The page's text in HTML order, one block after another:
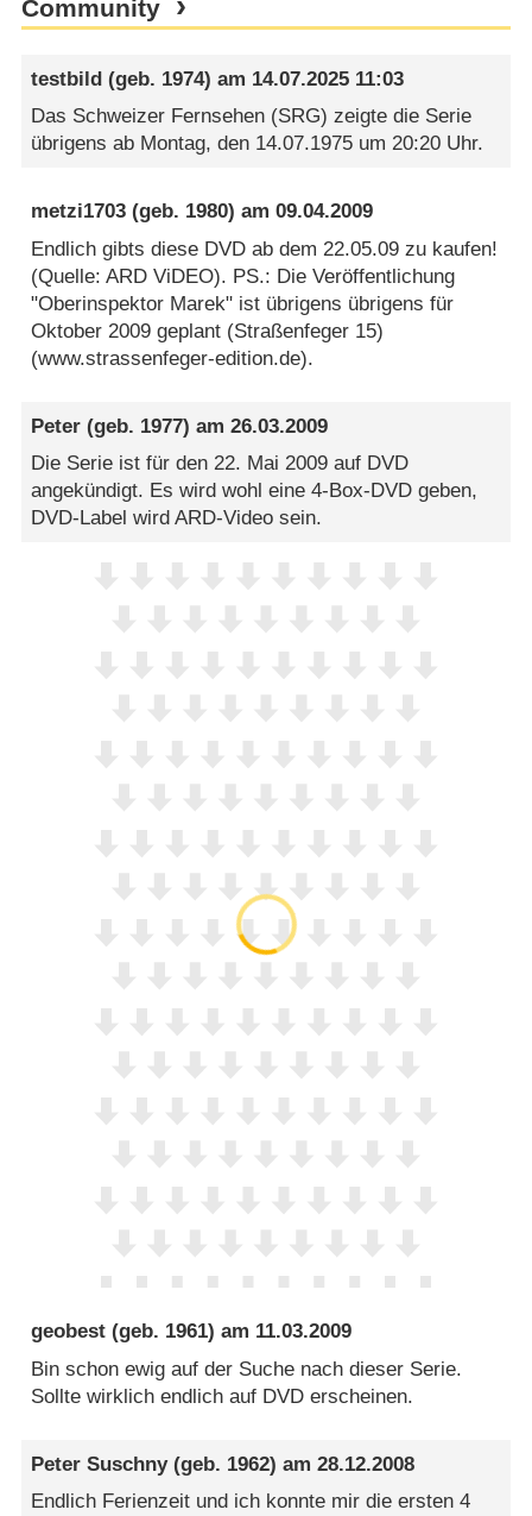
Community
testbild (geb. 1974) am 14.07.2025 11:03
Das Schweizer Fernsehen (SRG) zeigte die Serie
übrigens ab Montag, den 14.07.1975 um 20:20 Uhr.
metzi1703 (geb. 1980) am09.04.2009
Endlich gibts diese DVD ab dem 22.05.09 zu kaufen!
(Quelle: ARD ViDEO). PS.: Die Veröffentlichung
"Oberinspektor Marek" ist übrigens übrigens für
Oktober 2009 geplant (Straßenfeger 15)
(www.strassenfeger-edition.de).
Peter (geb. 1977) am26.03.2009
Die Serie ist für den 22. Mai 2009 auf DVD
angekündigt. Es wird wohl eine 4-Box-DVD geben,
DVD-Label wird ARD-Video sein.
geobest (geb. 1961) am 11.03.2009
Bin schon ewig auf der Suche nach dieser Serie.
Sollte wirklich endlich auf DVD erscheinen.
Peter Suschny(geb. 1962) am28.12.2008
Endlich Ferienzeit und ich konnte mir die ersten 4